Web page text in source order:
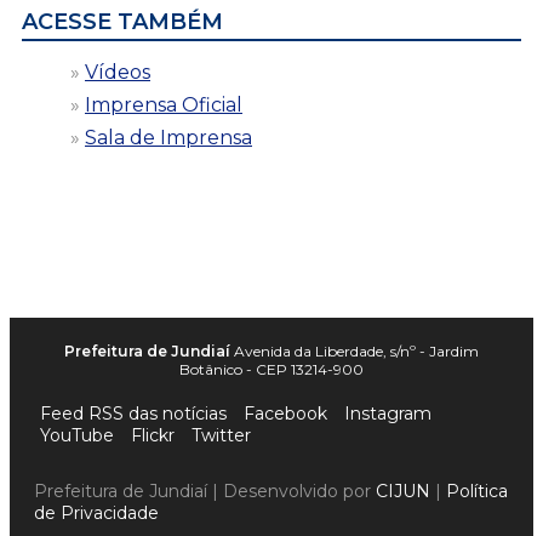
ACESSE TAMBÉM
Vídeos
Imprensa Oficial
Sala de Imprensa
Prefeitura de Jundiaí Avenida da Liberdade, s/nº - Jardim
Botânico - CEP 13214-900
Feed RSS das notícias Facebook
Instagram
YouTube
Flickr Twitter
Prefeitura de Jundiaí | Desenvolvido por CIJUN | Política
de Privacidade